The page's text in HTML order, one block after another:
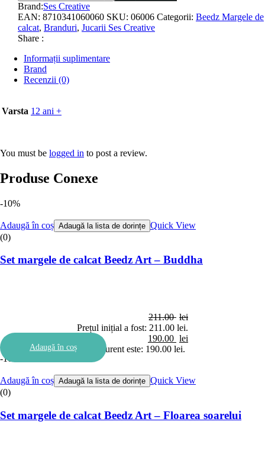
Brand:Ses Creative
EAN: 8710341060060 SKU: 06006 Categorii: Beedz Margele de
calcat, Branduri, Jucarii Ses Creative
Share :
Informații suplimentare
Brand
Recenzii (0)
Varsta 12 ani +
You must be logged in to post a review.
Produse Conexe
-10%
Adaugă în coș Adaugă la lista de dorințe Quick View
(0)
Set margele de calcat Beedz Art – Buddha
211.00 lei
Prețul inițial a fost: 211.00 lei.
190.00 lei
Prețul curent este: 190.00 lei.
Adaugă în coș
-10%
Adaugă în coș Adaugă la lista de dorințe Quick View
(0)
Set margele de calcat Beedz Art – Floarea soarelui